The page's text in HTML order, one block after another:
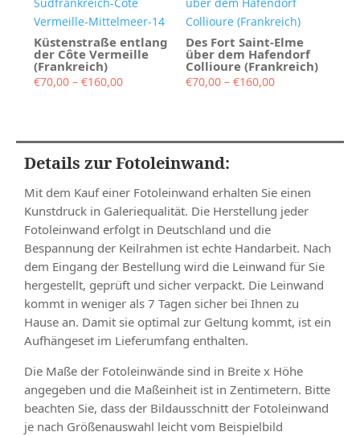
Küstenstraße entlang
der Côte Vermeille
(Frankreich)
€70,00 – €160,00Preisspanne:
Des Fort Saint-Elme
über dem Hafendorf
Collioure (Frankreich)
€70,00 –€160,00Preisspanne:
Details zur Fotoleinwand:
Mit dem Kauf einer Fotoleinwand erhalten Sie einen
Kunstdruck in Galeriequalität. Die Herstellung jeder
Fotoleinwand erfolgt in Deutschland und die
Bespannung der Keilrahmen ist echte Handarbeit. Nach
dem Eingang der Bestellung wird die Leinwand für Sie
hergestellt, geprüft und sicher verpackt. Die Leinwand
kommt in weniger als 7 Tagen sicher bei Ihnen zu
Hause an. Damit sie optimal zur Geltung kommt, ist ein
Aufhängeset im Lieferumfang enthalten.
Die Maße der Fotoleinwände sind in Breite x Höhe
angegeben und die Maßeinheit ist in Zentimetern. Bitte
beachten Sie, dass der Bildausschnitt der Fotoleinwand
je nach Größenauswahl leicht vom Beispielbild